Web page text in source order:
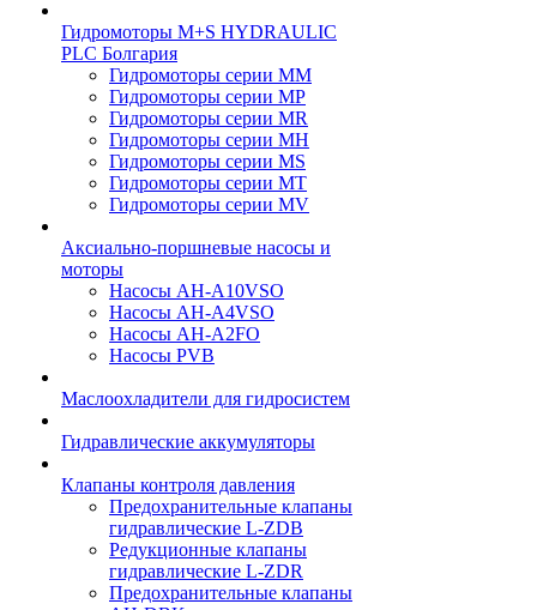
Гидромоторы M+S HYDRAULIC
PLC Болгария
Гидромоторы серии ММ
Гидромоторы серии МP
Гидромоторы серии МR
Гидромоторы серии МH
Гидромоторы серии МS
Гидромоторы серии МT
Гидромоторы серии МV
Аксиально-поршневые насосы и
моторы
Насосы AH-A10VSO
Насосы AH-A4VSO
Насосы AH-A2FO
Насосы PVB
Маслоохладители для гидросистем
Гидравлические аккумуляторы
Клапаны контроля давления
Предохранительные клапаны
гидравлические L-ZDB
Редукционные клапаны
гидравлические L-ZDR
Предохранительные клапаны